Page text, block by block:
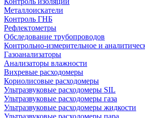
Металлоискатели
Контроль ГНБ
Рефлектометры
Обследование трубопроводов
Контрольно-измерительное и
Газоанализаторы
Анализаторы влажности
Вихревые расходомеры
Кориолисовые расходомеры
Ультразвуковые расходомеры SIL
Ультразвуковые расходомеры газа
Ультразвуковые расходомеры жидкости
Ультразвуковые расходомеры пара